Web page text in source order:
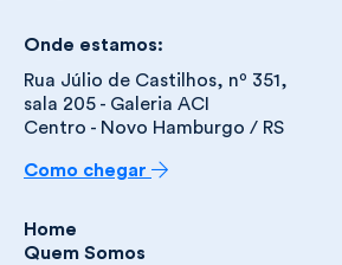
Onde estamos:
Rua Júlio de Castilhos, nº 351,
sala 205 - Galeria ACI
Centro - Novo Hamburgo / RS
Como chegar
Home
Quem Somos